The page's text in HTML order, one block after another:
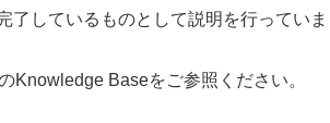
しているものとして説明を行っていま
Knowledge Baseをご参照ください。